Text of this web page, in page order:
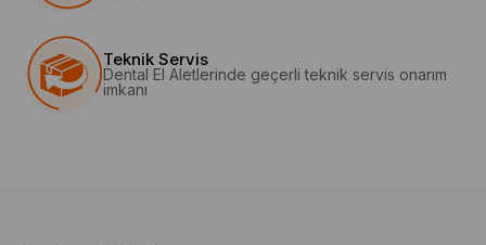
Teknik Servis
Dental El Aletlerinde geçerli teknik servis onarım
imkanı